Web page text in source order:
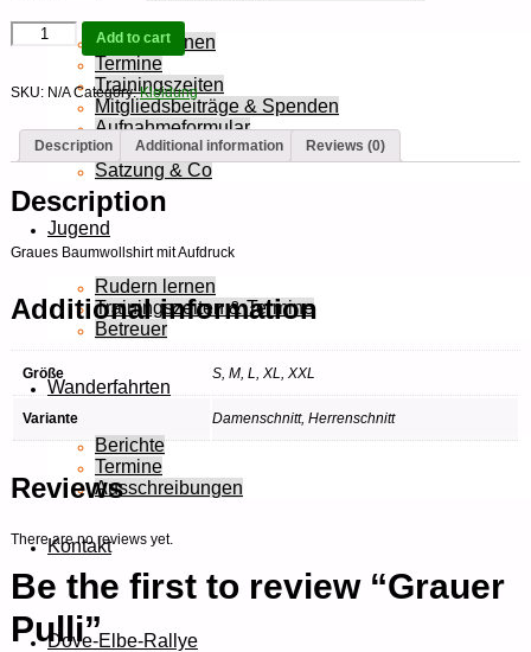
Rudern lernen
Termine
Trainingszeiten
Mitgliedsbeiträge & Spenden
Aufnahmeformular
Siegerliste
Satzung & Co
Jugend
Rudern lernen
Trainingszeiten & Termine
Betreuer
Wanderfahrten
Berichte
Termine
Ausschreibungen
Kontakt
Dove-Elbe-Rallye
Grauer
Pulli
Add to cart
SKU: N/A Category:Kleidung
Description Additional information Reviews (0)
Description
Graues Baumwollshirt mit Aufdruck
Additional information
Größe S, M, L, XL, XXL
Variante Damenschnitt, Herrenschnitt
Reviews
There are no reviews yet.
Be the first to review “Grauer
Pulli”